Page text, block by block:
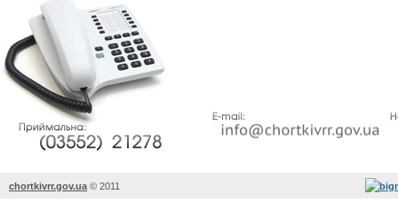
chortkivrr.gov.ua © 2011